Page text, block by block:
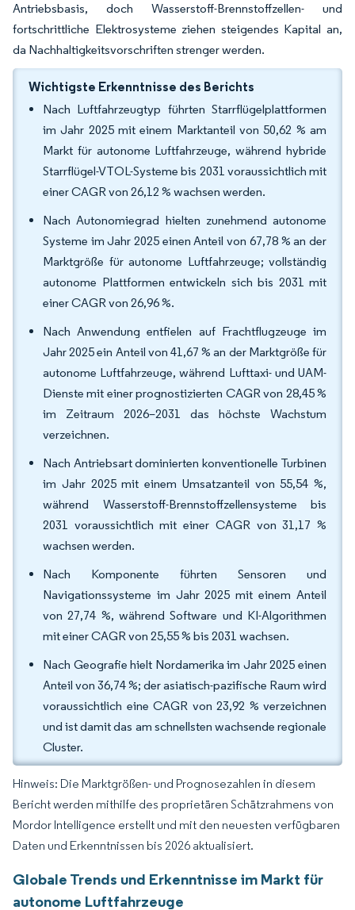
Antriebsbasis, doch Wasserstoff-Brennstoffzellen- und
fortschrittliche Elektrosysteme ziehen steigendes Kapital an,
da Nachhaltigkeitsvorschriften strenger werden.
Wichtigste Erkenntnisse des Berichts
Nach Luftfahrzeugtyp führten Starrflügelplattformen
im Jahr 2025 mit einem Marktanteil von 50,62 % am
Markt für autonome Luftfahrzeuge, während hybride
Starrflügel-VTOL-Systeme bis 2031 voraussichtlich mit
einer CAGR von 26,12 % wachsen werden.
Nach Autonomiegrad hielten zunehmend autonome
Systeme im Jahr 2025 einen Anteil von 67,78 % an der
Marktgröße für autonome Luftfahrzeuge; vollständig
autonome Plattformen entwickeln sich bis 2031 mit
einer CAGR von 26,96 %.
Nach Anwendung entfielen auf Frachtflugzeuge im
Jahr 2025 ein Anteil von 41,67 % an der Marktgröße für
autonome Luftfahrzeuge, während Lufttaxi- und UAM-
Dienste mit einer prognostizierten CAGR von 28,45 %
im Zeitraum 2026–2031 das höchste Wachstum
verzeichnen.
Nach Antriebsart dominierten konventionelle Turbinen
im Jahr 2025 mit einem Umsatzanteil von 55,54 %,
während Wasserstoff-Brennstoffzellensysteme bis
2031 voraussichtlich mit einer CAGR von 31,17 %
wachsen werden.
Nach Komponente führten Sensoren und
Navigationssysteme im Jahr 2025 mit einem Anteil
von 27,74 %, während Software und KI-Algorithmen
mit einer CAGR von 25,55 % bis 2031 wachsen.
Nach Geografie hielt Nordamerika im Jahr 2025 einen
Anteil von 36,74 %; der asiatisch-pazifische Raum wird
voraussichtlich eine CAGR von 23,92 % verzeichnen
und ist damit das am schnellsten wachsende regionale
Cluster.
Hinweis: Die Marktgrößen- und Prognosezahlen in diesem
Bericht werden mithilfe des proprietären Schätzrahmens von
Mordor Intelligence erstellt und mit den neuesten verfügbaren
Daten und Erkenntnissen bis 2026 aktualisiert.
Globale Trends und Erkenntnisse im Markt für
autonome Luftfahrzeuge